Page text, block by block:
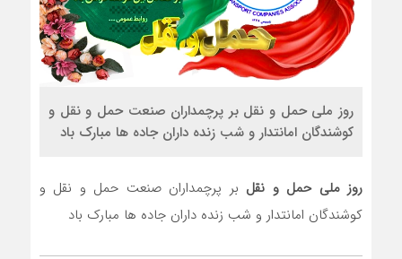
روز ملي حمل و نقل بر پرچمداران صنعت حمل و نقل و
کوشندگان امانتدار و شب زنده داران جاده ها مبارک باد
روز ملي حمل و نقل بر پرچمداران صنعت حمل و نقل و
کوشندگان امانتدار و شب زنده داران جاده ها مبارک باد